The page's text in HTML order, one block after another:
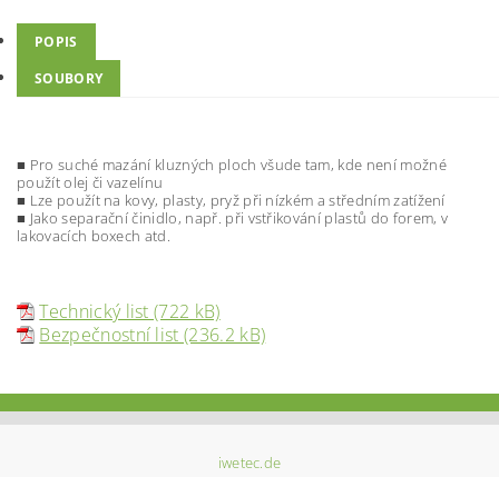
POPIS
SOUBORY
■ Pro suché mazání kluzných ploch všude tam, kde není možné
použít olej či vazelínu
■ Lze použít na kovy, plasty, pryž při nízkém a středním zatížení
■ Jako separační činidlo, např. při vstřikování plastů do forem, v
lakovacích boxech atd.
Technický list (722 kB)
Bezpečnostní list (236.2 kB)
iwetec.de